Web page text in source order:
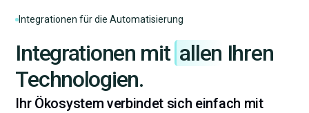
Integrationen für die Automatisierung
Integrationen mit allen Ihren
Technologien.
Ihr Ökosystem verbindet sich einfach mit
Sellsy